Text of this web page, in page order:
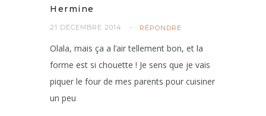
Hermine
21 DÉCEMBRE 2014 RÉPONDRE
Olala, mais ça a l’air tellement bon, et la
forme est si chouette ! Je sens que je vais
piquer le four de mes parents pour cuisiner
un peu